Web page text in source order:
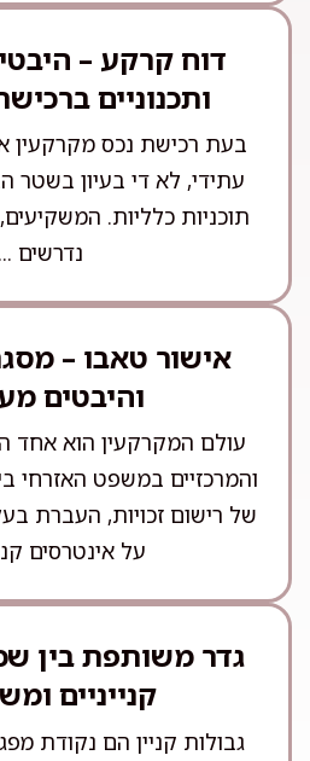
דוח קרקע –
ותכנוניים
בעת רכישת נכס מקרקעין
עתידי, לא די בעיון בשטר
תוכניות כלליות.
נדרשים ...
אישור טאבו –
והיבטים
עולם המקרקעין הוא אחד
והמרכזיים במשפט האזרחי
של רישום זכויות, העברת
על אינטרסים
גדר משותפת בין
קנייניים
גבולות קניין הם נקודת